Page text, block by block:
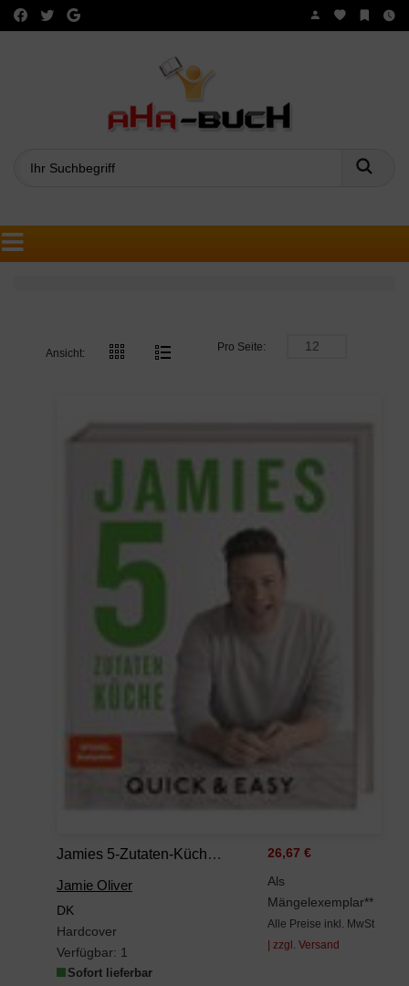
Ansicht:
Pro Seite:
Jamies 5-Zutaten-Küche: Quick & Easy.
Jamie Oliver
DK
Hardcover
Verfügbar: 1
Sofort lieferbar
26,67 €
Als
Mängelexemplar**
Alle Preise inkl. MwSt
| zzgl. Versand